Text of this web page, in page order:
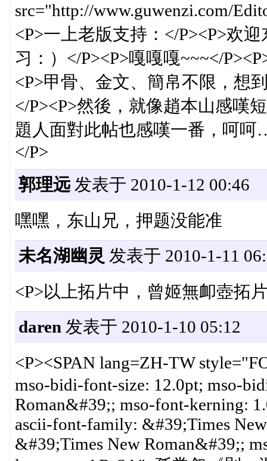
src="http://www.guwenzi.com/
<P>一上老版支持：</P><P>欢
习：）</P><P>嘎嘎嘎~~~</
<P>甲骨、金文、簡帛不限，想
</P><P>然後，就像趙本山感嘆
題人面對此帖也感嘆一番，呵
</P>
郭理远发表于 2010-1-12 00:46
嘿嘿，东山兄，押题没能准
未名湖幽灵 发表于 2010-1-11
<P>以上拓片中，曾姬無卹壺拓
daren 发表于 2010-1-10 05:12
<P><SPAN lang=ZH-TW
mso-bidi-font-size: 12.0pt; mso-
Roman&#39;; mso-font-kerning:
ascii-font-family: &#39;Times
&#39;Times New Roman&#39;;